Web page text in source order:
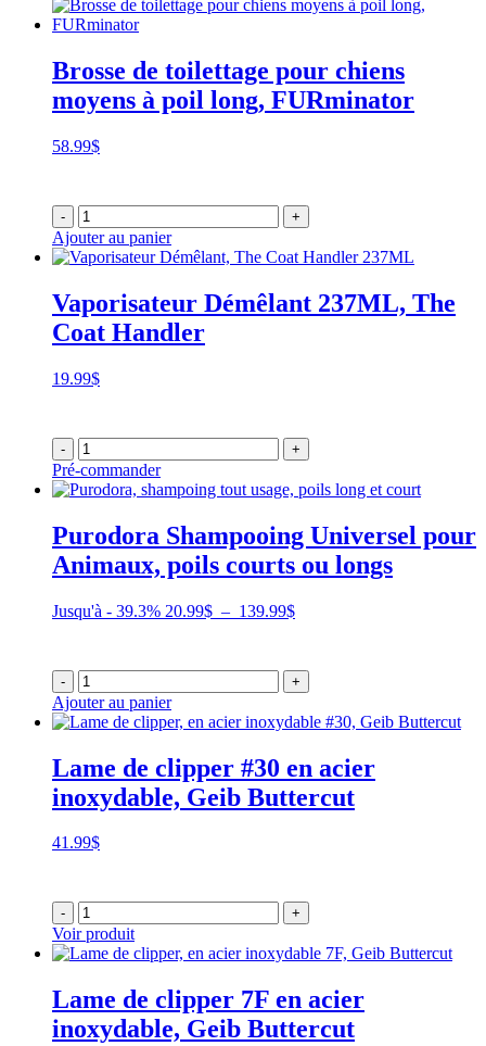
Brosse de toilettage pour chiens
moyens à poil long, FURminator
58.99$
- +
Ajouter au panier
Vaporisateur Démêlant 237ML, The
Coat Handler
19.99$
- +
Pré-commander
Purodora Shampooing Universel pour
Animaux, poils courts ou longs
Jusqu'à - 39.3% 20.99$ – 139.99$Plage
20.99$
à
- +
Ajouter au panier
Lame de clipper #30 en acier
inoxydable, Geib Buttercut
41.99$
- +
Voir produit
Lame de clipper 7F en acier
inoxydable, Geib Buttercut